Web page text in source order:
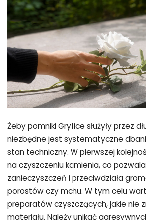
Żeby pomniki Gryfice służyły przez
niezbędne jest systematyczne
stan techniczny. W pierwszej
na czyszczeniu kamienia, co
zanieczyszczeń i przeciwdziała
porostów czy mchu. W tym celu
preparatów czyszczących, jakie nie
materiału. Należy unikać